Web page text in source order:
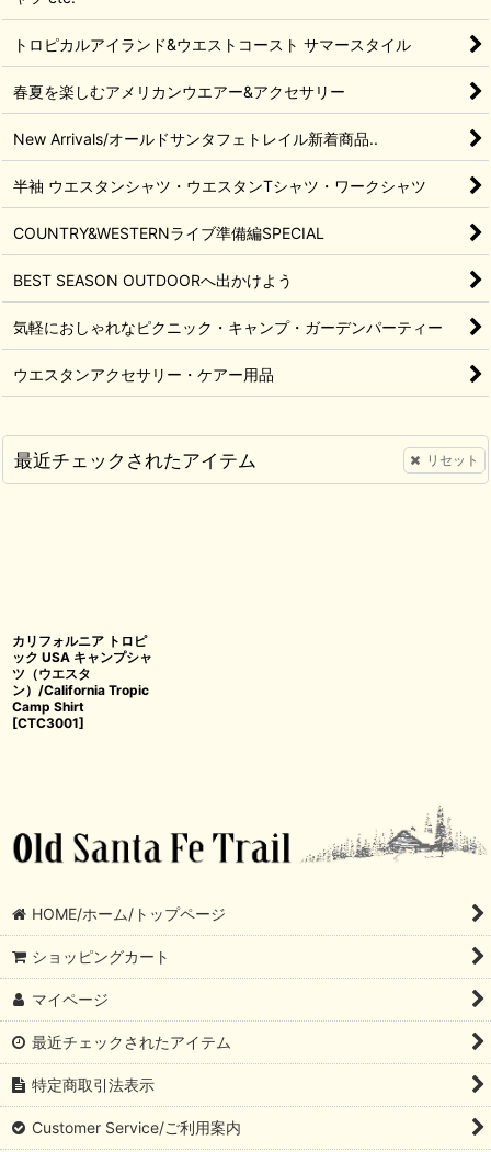
トロピカルアイランド&ウエストコースト サマースタイル
春夏を楽しむアメリカンウエアー&アクセサリー
New Arrivals/オールドサンタフェトレイル新着商品..
半袖 ウエスタンシャツ・ウエスタンTシャツ・ワークシャツ
COUNTRY&WESTERNライブ準備編SPECIAL
BEST SEASON OUTDOORへ出かけよう
気軽におしゃれなピクニック・キャンプ・ガーデンパーティー
ウエスタンアクセサリー・ケアー用品
最近チェックされたアイテム リセット
カリフォルニア トロピ
ック USA キャンプシャ
ツ（ウエスタ
ン）/California Tropic
Camp Shirt
[CTC3001]
HOME/ホーム/トップページ
ショッピングカート
マイページ
最近チェックされたアイテム
特定商取引法表示
Customer Service/ご利用案内